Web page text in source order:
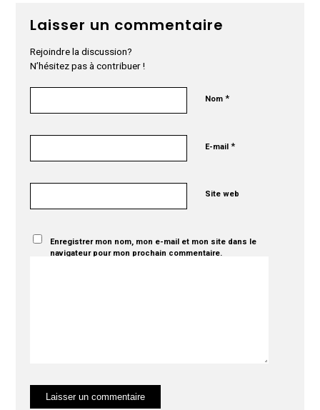
Laisser un commentaire
Rejoindre la discussion?
N’hésitez pas à contribuer !
Nom*
E-mail*
Site web
Enregistrer mon nom, mon e-mail et mon site dans le
navigateur pour mon prochain commentaire.